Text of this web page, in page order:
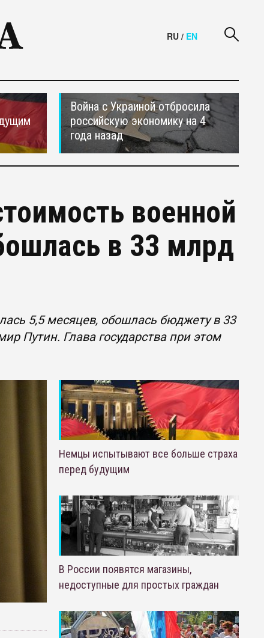
RU / EN
Война с Украиной отбросила
российскую экономику на 4
года назад
военной
в 33 млрд
5,5 месяцев, обошлась бюджету в 33
Путин. Глава государства при этом
Немцы испытывают все больше страха
перед будущим
В России появятся магазины,
недоступные для простых граждан